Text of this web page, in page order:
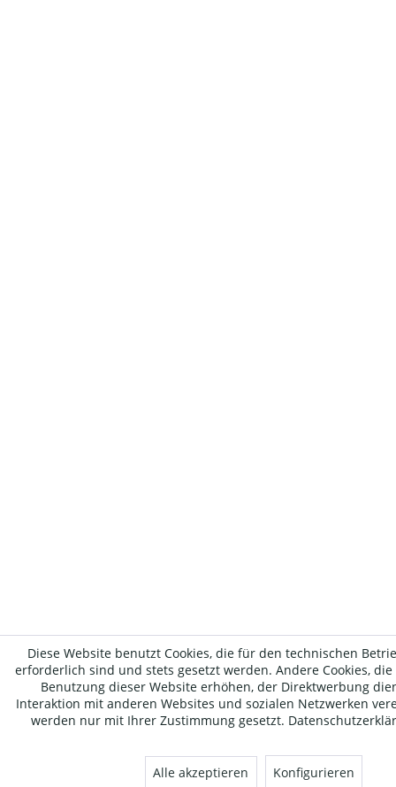
Diese Website benutzt Cookies, die für den technischen
erforderlich sind und stets gesetzt werden. Andere Cookies,
Benutzung dieser Website erhöhen, der Direktwerbung
Interaktion mit anderen Websites und sozialen Netzwerken
werden nur mit Ihrer Zustimmung gesetzt.
Alle akzeptieren Konfigurieren